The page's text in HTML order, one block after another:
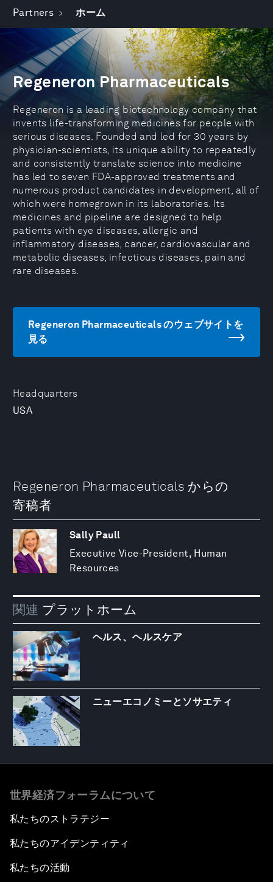
Partners ホーム
Headquarters
USA
Regeneron Pharmaceuticals
Regeneron is a leading biotechnology company that
invents life-transforming medicines for people with
serious diseases. Founded and led for 30 years by
physician-scientists, its unique ability to repeatedly
and consistently translate science into medicine
has led to seven FDA-approved treatments and
numerous product candidates in development, all of
which were homegrown in its laboratories. Its
medicines and pipeline are designed to help
patients with eye diseases, allergic and
inflammatory diseases, cancer, cardiovascular and
metabolic diseases, infectious diseases, pain and
rare diseases.
Regeneron Pharmaceuticals のウェブサイトを
見る
Regeneron Pharmaceuticals からの
寄稿者
Sally Paull
Executive Vice-President, Human
Resources
関連 プラットホーム
ヘルス、ヘルスケア
ニューエコノミーとソサエティ
世界経済フォーラムについて
私たちのストラテジー
私たちのアイデンティティ
私たちの活動